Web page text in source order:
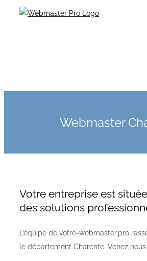
Webmaster
Votre entreprise est
des solutions
L’équipe de votre-webmaster.pro
le département Charente. Venez